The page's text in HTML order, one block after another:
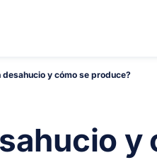
desahucio y cómo se produce?